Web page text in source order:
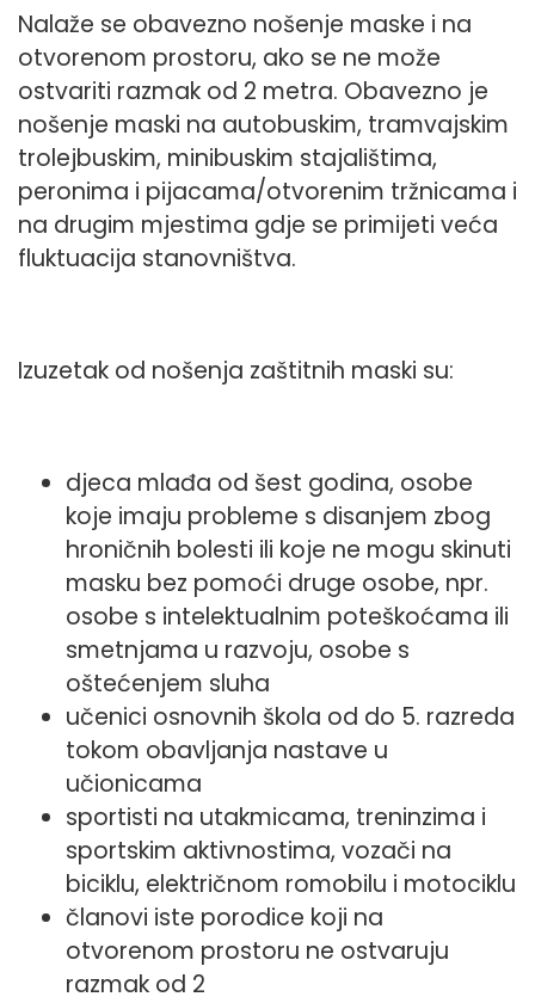
Nalaže se obavezno nošenje maske i na
otvorenom prostoru, ako se ne može
ostvariti razmak od 2 metra. Obavezno je
nošenje maski na autobuskim, tramvajskim
trolejbuskim, minibuskim stajalištima,
peronima i pijacama/otvorenim tržnicama i
na drugim mjestima gdje se primijeti veća
fluktuacija stanovništva.
Izuzetak od nošenja zaštitnih maski su:
djeca mlađa od šest godina, osobe
koje imaju probleme s disanjem zbog
hroničnih bolesti ili koje ne mogu skinuti
masku bez pomoći druge osobe, npr.
osobe s intelektualnim poteškoćama ili
smetnjama u razvoju, osobe s
oštećenjem sluha
učenici osnovnih škola od do 5. razreda
tokom obavljanja nastave u
učionicama
sportisti na utakmicama, treninzima i
sportskim aktivnostima, vozači na
biciklu, električnom romobilu i motociklu
članovi iste porodice koji na
otvorenom prostoru ne ostvaruju
razmak od 2